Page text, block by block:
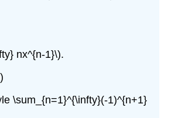
nx^{n-1}\).
\sum_{n=1}^{\infty}(-1)^{n+1}